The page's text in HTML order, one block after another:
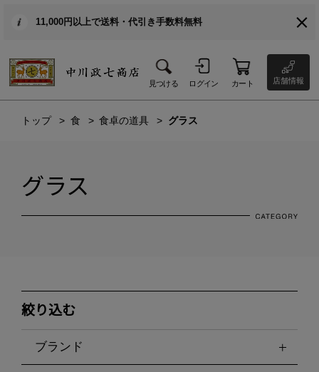
11,000円以上で送料・代引き手数料無料
見つける ログイン カート 店舗情報
トップ 食 食卓の道具 グラス
グラス
絞り込む
ブランド